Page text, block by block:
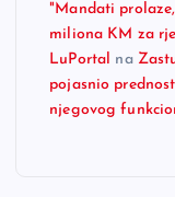
"Mandati
miliona KM za
LuPortal na
pojasnio
njegovog